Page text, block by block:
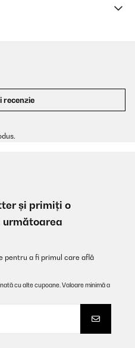
recenzie
și primiți o
următoarea
pentru a fi primul care află
cu alte cupoane. Valoare minimă a